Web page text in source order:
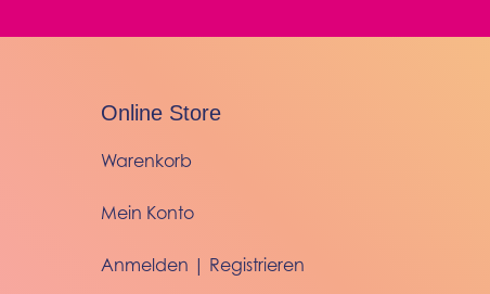
Online Store
Warenkorb
Mein Konto
Anmelden | Registrieren